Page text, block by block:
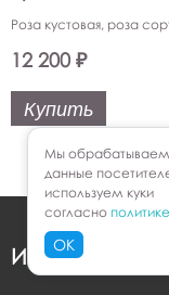
Роза кустовая, роза
12 200 ₽
Купить
Информация
Мы обрабатываем
данные
используем куки
согласно политике
OK